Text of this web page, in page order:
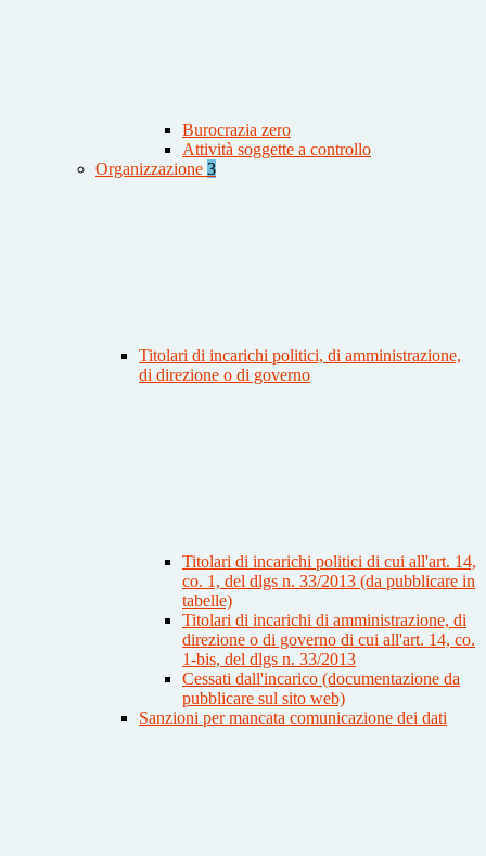
Burocrazia zero
Attività soggette a controllo
Organizzazione 3
Titolari di incarichi politici, di amministrazione,
di direzione o di governo
Titolari di incarichi politici di cui all'art. 14,
co. 1, del dlgs n. 33/2013 (da pubblicare in
tabelle)
Titolari di incarichi di amministrazione, di
direzione o di governo di cui all'art. 14, co.
1-bis, del dlgs n. 33/2013
Cessati dall'incarico (documentazione da
pubblicare sul sito web)
Sanzioni per mancata comunicazione dei dati